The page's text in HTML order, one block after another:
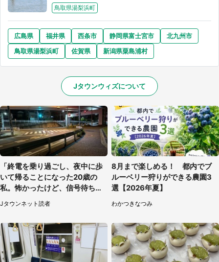
鳥取県湯梨浜町
広島県 福井県 西条市 静岡県富士宮市
北九州市
鳥取県湯梨浜町
佐賀県 新潟県粟島浦村
Jタウンウィズについて
「終電を乗り過ごし、夜中に歩
いて帰ることになった20歳の
私。怖かったけど、信号待ちの
車に道を尋ねたら...」（埼玉
県・60代女性）
Jタウンネット読者
8月まで楽しめる！ 都内でブ
ルーベリー狩りができる農園3
選【2026年夏】
わかつきなつみ